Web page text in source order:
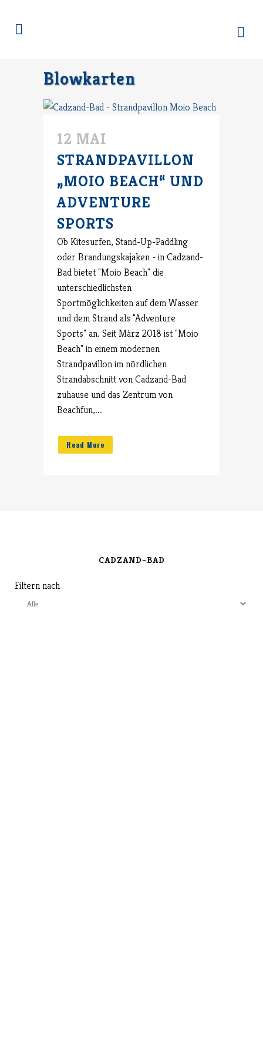
Blowkarten
12 MAI
STRANDPAVILLON
„MOIO BEACH“ UND
ADVENTURE
SPORTS
Ob Kitesurfen, Stand-Up-Paddling
oder Brandungskajaken - in Cadzand-
Bad bietet "Moio Beach" die
unterschiedlichsten
Sportmöglichkeiten auf dem Wasser
und dem Strand als "Adventure
Sports" an. Seit März 2018 ist "Moio
Beach" in einem modernen
Strandpavillon im nördlichen
Strandabschnitt von Cadzand-Bad
zuhause und das Zentrum von
Beachfun,...
Read More
CADZAND-BAD
Filtern nach